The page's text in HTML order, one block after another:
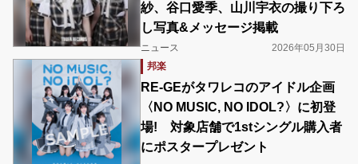
紗、谷口愛季、山川宇衣の撮り下ろ
し写真&メッセージ掲載
ニュース
2026年05月30日
邦楽
RE-GEがタワレコのアイドル企画
〈NO MUSIC, NO IDOL?〉に初登
場! 対象店舗で1stシングル購入者
にポスタープレゼント